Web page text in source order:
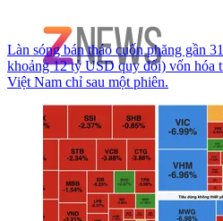
Làn sóng bán tháo cuốn phăng gần
khoảng 12 tỷ USD quy đổi) vốn hóa
Việt Nam chỉ sau một phiên.